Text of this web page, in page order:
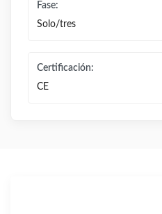
Fase:
Solo/tres
Certificación:
CE